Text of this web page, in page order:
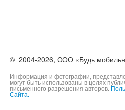
©2004-2026,ООО «Будь
Информация и фотографии,
могут быть использованы в целях